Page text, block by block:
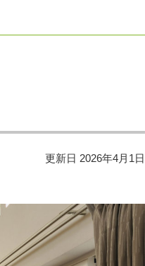
更新日 2026年4月1日